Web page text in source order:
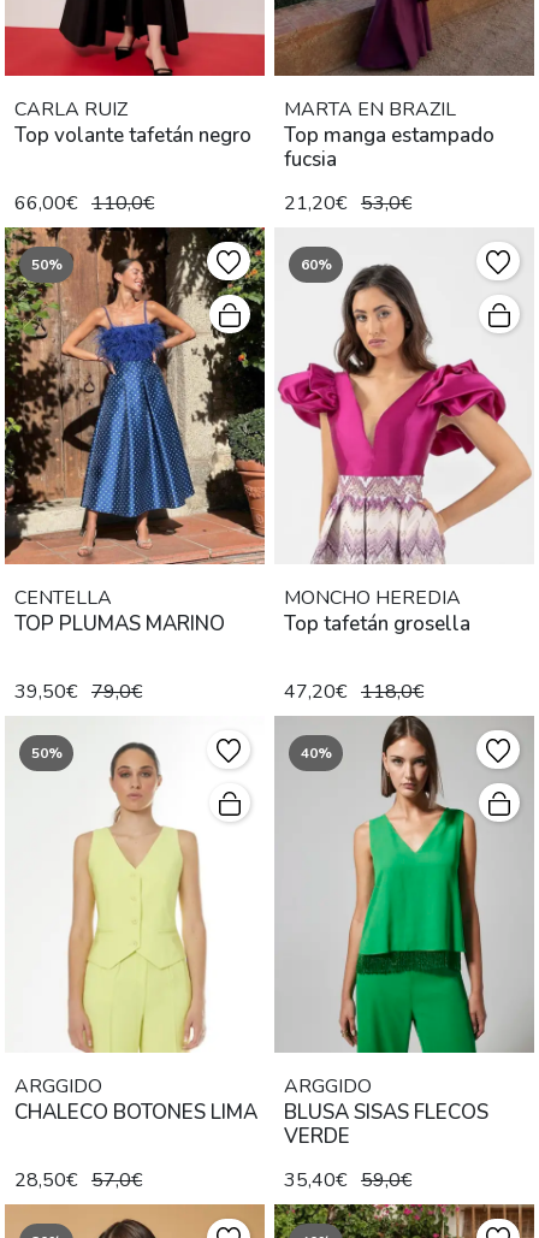
CARLA RUIZ
Top volante tafetán negro
66,00€ 110,0€
MARTA EN BRAZIL
Top manga estampado
fucsia
21,20€ 53,0€
50%
CENTELLA
TOP PLUMAS MARINO
39,50€ 79,0€
60%
MONCHO HEREDIA
Top tafetán grosella
47,20€ 118,0€
50%
ARGGIDO
CHALECO BOTONES LIMA
28,50€ 57,0€
40%
ARGGIDO
BLUSA SISAS FLECOS
VERDE
35,40€ 59,0€